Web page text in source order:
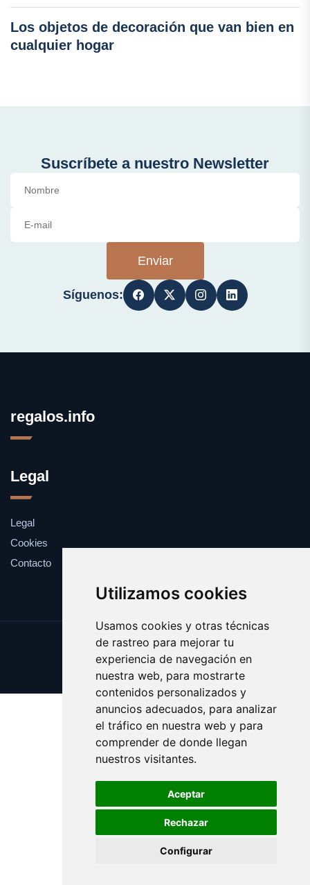
Utilizamos cookies
Usamos cookies y otras técnicas
de rastreo para mejorar tu
experiencia de navegación en
nuestra web, para mostrarte
contenidos personalizados y
anuncios adecuados, para analizar
el tráfico en nuestra web y para
comprender de donde llegan
nuestros visitantes.
Aceptar
Rechazar
Configurar
Los objetos de decoración que van bien en
cualquier hogar
Suscríbete a nuestro Newsletter
Enviar
Síguenos:
regalos.info
Legal
Legal
Cookies
Contacto
Update cookies preferences
Copyright © 2025 regalos.info